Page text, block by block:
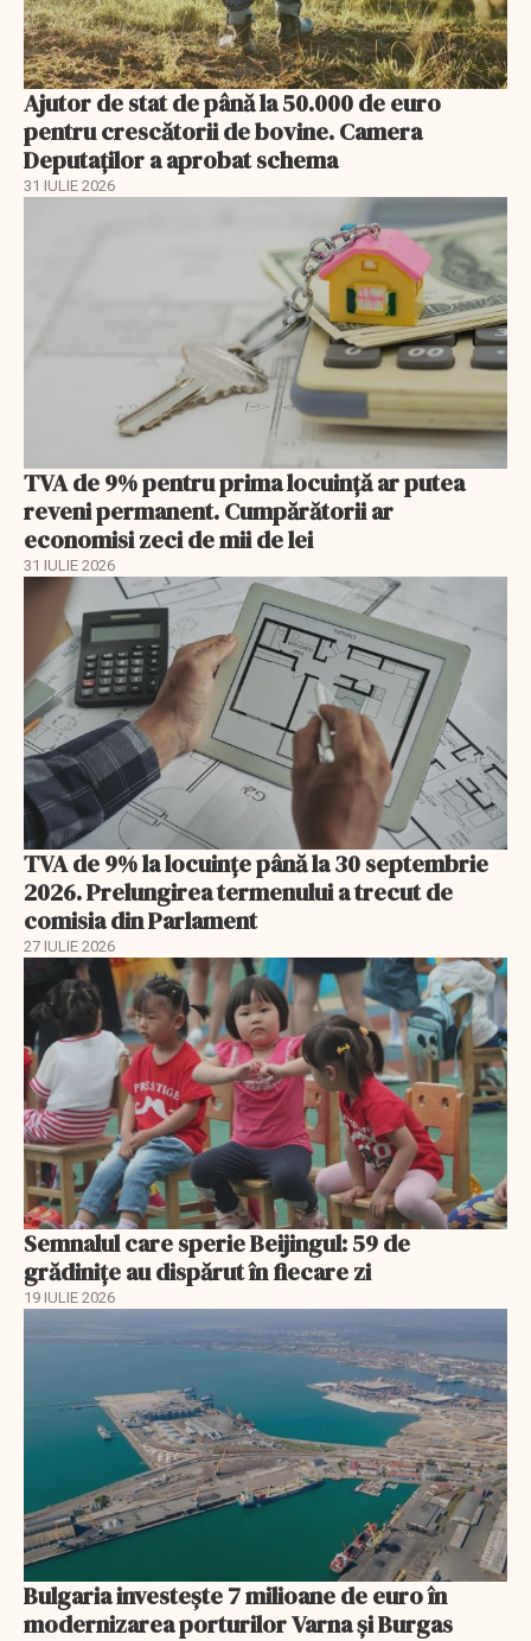
Ajutor de stat de până la 50.000 de euro
pentru crescătorii de bovine. Camera
Deputaților a aprobat schema
31 IULIE 2026
TVA de 9% pentru prima locuință ar putea
reveni permanent. Cumpărătorii ar
economisi zeci de mii de lei
31 IULIE 2026
TVA de 9% la locuințe până la 30 septembrie
2026. Prelungirea termenului a trecut de
comisia din Parlament
27 IULIE 2026
Semnalul care sperie Beijingul: 59 de
grădinițe au dispărut în fiecare zi
19 IULIE 2026
Bulgaria investește 7 milioane de euro în
modernizarea porturilor Varna și Burgas